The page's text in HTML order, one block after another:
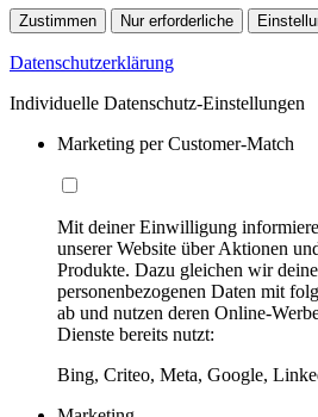
Zustimmen Nur erforderliche
Datenschutzerklärung
Individuelle Datenschutz-Einstellungen
Marketing per Customer-Match
Mit deiner Einwilligung
unserer Website über Aktionen
Produkte. Dazu gleichen wir
personenbezogenen Daten mit
ab und nutzen deren Online-
Dienste bereits nutzt:
Bing, Criteo, Meta, Google,